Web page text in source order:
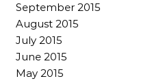
September 2015
August 2015
July 2015
June 2015
May 2015